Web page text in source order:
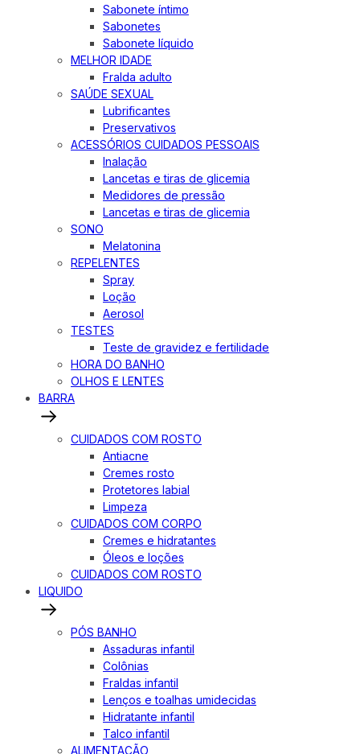
Sabonete íntimo
Sabonetes
Sabonete líquido
MELHOR IDADE
Fralda adulto
SAÚDE SEXUAL
Lubrificantes
Preservativos
ACESSÓRIOS CUIDADOS PESSOAIS
Inalação
Lancetas e tiras de glicemia
Medidores de pressão
Lancetas e tiras de glicemia
SONO
Melatonina
REPELENTES
Spray
Loção
Aerosol
TESTES
Teste de gravidez e fertilidade
HORA DO BANHO
OLHOS E LENTES
BARRA
CUIDADOS COM ROSTO
Antiacne
Cremes rosto
Protetores labial
Limpeza
CUIDADOS COM CORPO
Cremes e hidratantes
Óleos e loções
CUIDADOS COM ROSTO
LIQUIDO
PÓS BANHO
Assaduras infantil
Colônias
Fraldas infantil
Lenços e toalhas umidecidas
Hidratante infantil
Talco infantil
ALIMENTAÇÃO